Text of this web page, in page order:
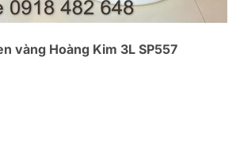
vàng Hoàng Kim 3L SP557